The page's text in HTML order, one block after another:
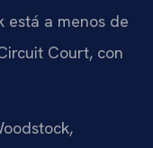
está a menos de
Court, con